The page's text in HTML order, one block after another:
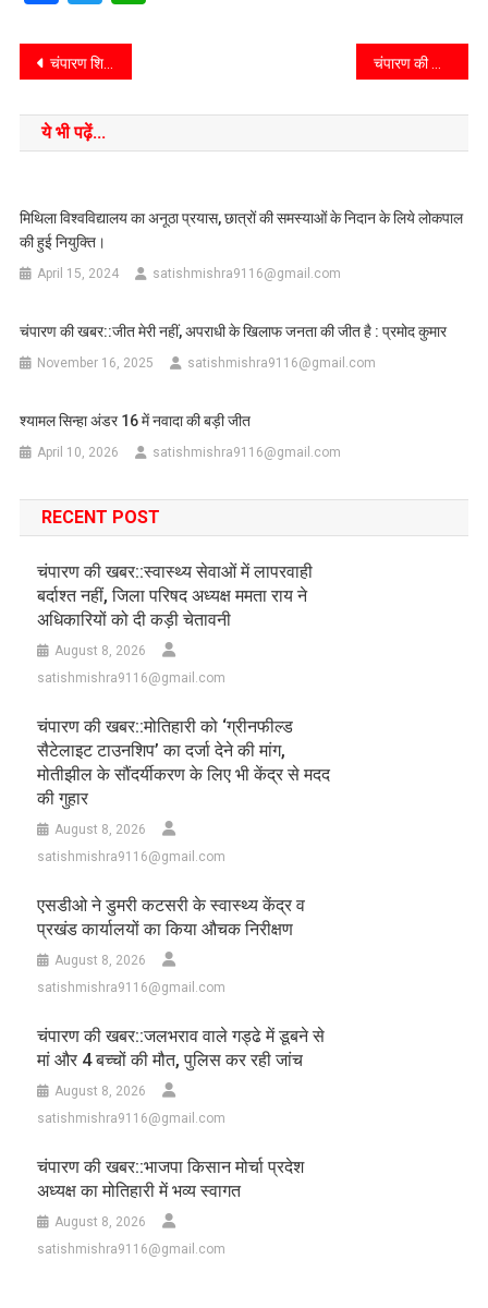
चंपारण शिक्षा::राष्ट्रीय सुरक्षा को एआई के चश्मे से पुनर्परिभाषित करने की जरूरत : डॉ पवन चंपारण की खबर::चांदमारी में जल निकासी समस्या दूर करने को लेकर नाला व सड़क निर्माण जारी: महापौर
ये भी पढ़ें...
मिथिला विश्वविद्यालय का अनूठा प्रयास, छात्रों की समस्याओं के निदान के लिये लोकपाल
की हुई नियुक्ति।
April 15, 2024 satishmishra9116@gmail.com
चंपारण की खबर::जीत मेरी नहीं, अपराधी के खिलाफ जनता की जीत है : प्रमोद कुमार
November 16, 2025 satishmishra9116@gmail.com
श्यामल सिन्हा अंडर 16 में नवादा की बड़ी जीत
April 10, 2026 satishmishra9116@gmail.com
RECENT POST
चंपारण की खबर::स्वास्थ्य सेवाओं में लापरवाही
बर्दाश्त नहीं, जिला परिषद अध्यक्ष ममता राय ने
अधिकारियों को दी कड़ी चेतावनी
August 8, 2026
satishmishra9116@gmail.com
चंपारण की खबर::मोतिहारी को ‘ग्रीनफील्ड
सैटेलाइट टाउनशिप’ का दर्जा देने की मांग,
मोतीझील के सौंदर्यीकरण के लिए भी केंद्र से मदद
की गुहार
August 8, 2026
satishmishra9116@gmail.com
एसडीओ ने डुमरी कटसरी के स्वास्थ्य केंद्र व
प्रखंड कार्यालयों का किया औचक निरीक्षण
August 8, 2026
satishmishra9116@gmail.com
चंपारण की खबर::जलभराव वाले गड्ढे में डूबने से
मां और 4 बच्चों की मौत, पुलिस कर रही जांच
August 8, 2026
satishmishra9116@gmail.com
चंपारण की खबर::भाजपा किसान मोर्चा प्रदेश
अध्यक्ष का मोतिहारी में भव्य स्वागत
August 8, 2026
satishmishra9116@gmail.com